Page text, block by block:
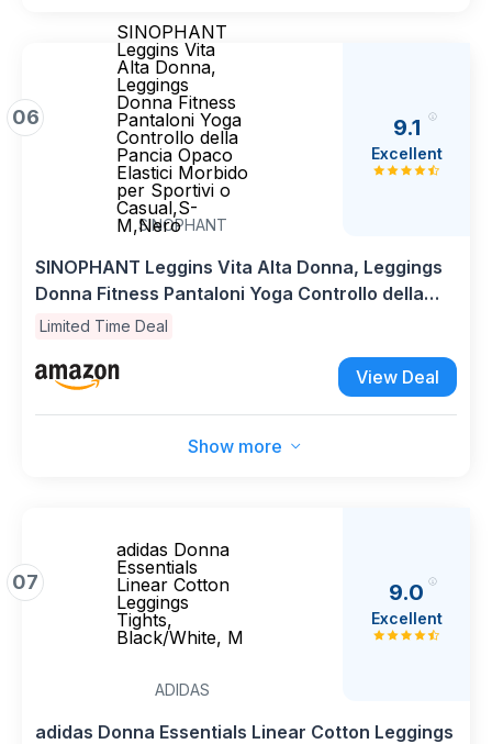
06
SINOPHANT
Leggins Vita
Alta Donna,
Leggings
Donna Fitness
Pantaloni Yoga
Controllo della
Pancia Opaco
Elastici Morbido
per Sportivi o
Casual,S-
M,Nero
SINOPHANT
9.1
Excellent
SINOPHANT Leggins Vita Alta Donna, Leggings
Donna Fitness Pantaloni Yoga Controllo della
Pancia Opaco Elastici Morbido per Sportivi o
Limited Time Deal
View Deal
Show more
07
adidas Donna
Essentials
Linear Cotton
Leggings
Tights,
Black/White, M
ADIDAS
9.0
Excellent
adidas Donna Essentials Linear Cotton Leggings